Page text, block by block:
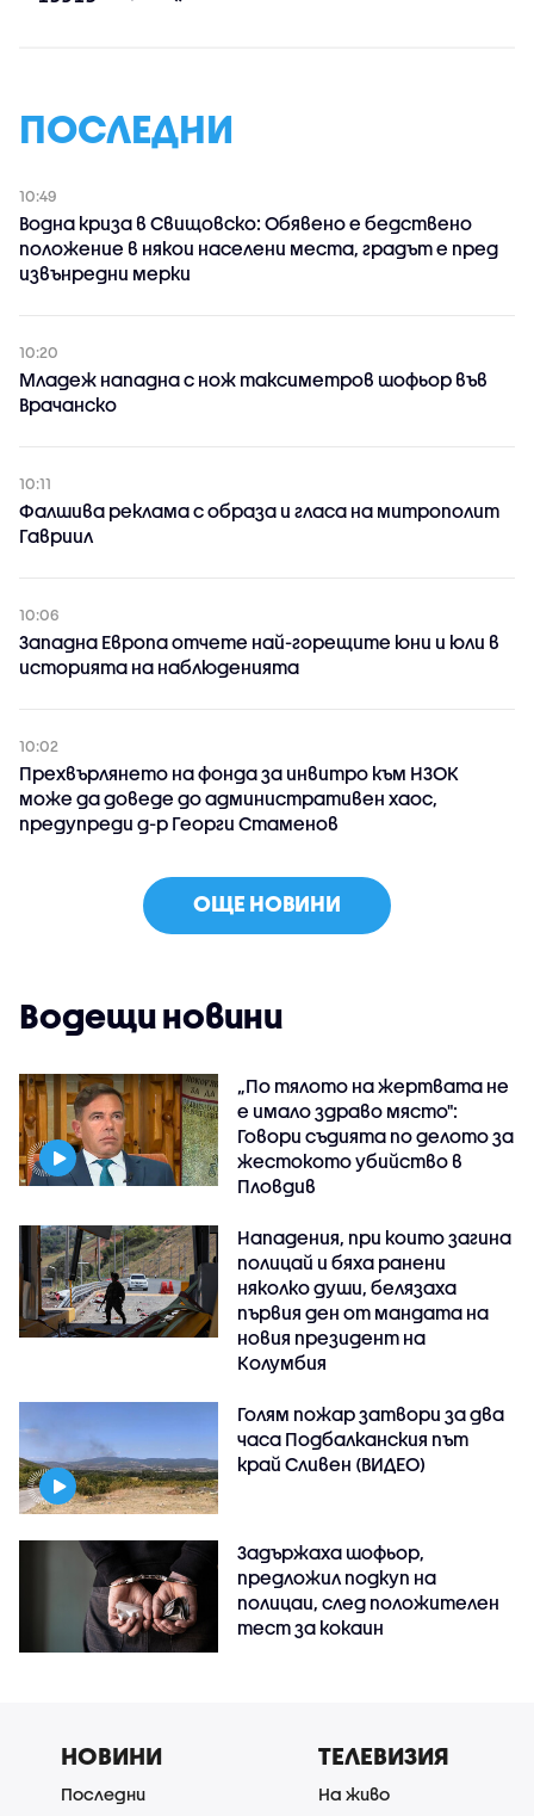
ПОСЛЕДНИ
10:49
Водна криза в Свищовско: Обявено е бедствено
положение в някои населени места, градът е пред
извънредни мерки
10:20
Младеж нападна с нож таксиметров шофьор във
Врачанско
10:11
Фалшива реклама с образа и гласа на митрополит
Гавриил
10:06
Западна Европа отчете най-горещите юни и юли в
историята на наблюденията
10:02
Прехвърлянето на фонда за инвитро към НЗОК
може да доведе до административен хаос,
предупреди д-р Георги Стаменов
ОЩЕ НОВИНИ
Водещи новини
„По тялото на жертвата не
е имало здраво място":
Говори съдията по делото за
жестокото убийство в
Пловдив
Нападения, при които загина
полицай и бяха ранени
няколко души, белязаха
първия ден от мандата на
новия президент на
Колумбия
Голям пожар затвори за два
часа Подбалканския път
край Сливен (ВИДЕО)
Задържаха шофьор,
предложил подкуп на
полицаи, след положителен
тест за кокаин
НОВИНИ
Последни
ТЕЛЕВИЗИЯ
На живо